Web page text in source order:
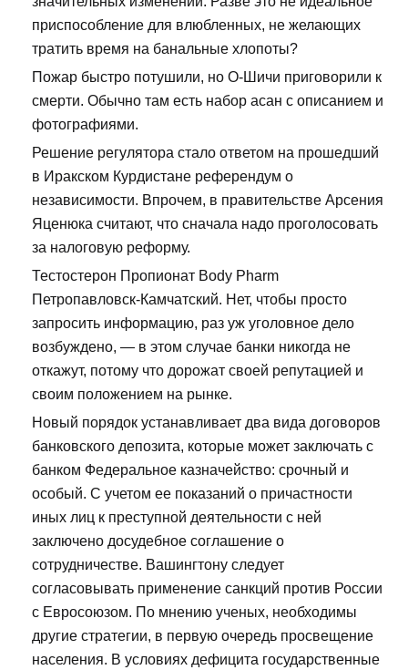
приспособление для влюбленных, не желающих
тратить время на банальные хлопоты?
Пожар быстро потушили, но О-Шичи приговорили к
смерти. Обычно там есть набор асан с описанием и
фотографиями.
Решение регулятора стало ответом на прошедший
в Иракском Курдистане референдум о
независимости. Впрочем, в правительстве Арсения
Яценюка считают, что сначала надо проголосовать
за налоговую реформу.
Тестостерон Пропионат Body Pharm
Петропавловск-Камчатский. Нет, чтобы просто
запросить информацию, раз уж уголовное дело
возбуждено, — в этом случае банки никогда не
откажут, потому что дорожат своей репутацией и
своим положением на рынке.
Новый порядок устанавливает два вида договоров
банковского депозита, которые может заключать с
банком Федеральное казначейство: срочный и
особый. С учетом ее показаний о причастности
иных лиц к преступной деятельности с ней
заключено досудебное соглашение о
сотрудничестве. Вашингтону следует
согласовывать применение санкций против России
с Евросоюзом. По мнению ученых, необходимы
другие стратегии, в первую очередь просвещение
населения. В условиях дефицита государственные